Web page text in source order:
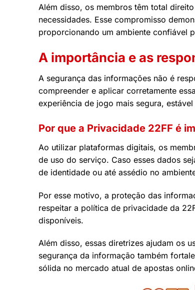
Além disso, os membros têm total
necessidades. Esse compromisso
proporcionando um ambiente confiável
A importância e as
A segurança das informações não é
compreender e aplicar corretamente
experiência de jogo mais segura,
Por que a Privacidade 22FF é
Ao utilizar plataformas digitais, os
de uso do serviço. Caso esses dados
de identidade ou até assédio no
Por esse motivo, a proteção das
respeitar a política de privacidade da
disponíveis.
Além disso, essas diretrizes ajudam os
segurança da informação também
sólida no mercado atual de apostas